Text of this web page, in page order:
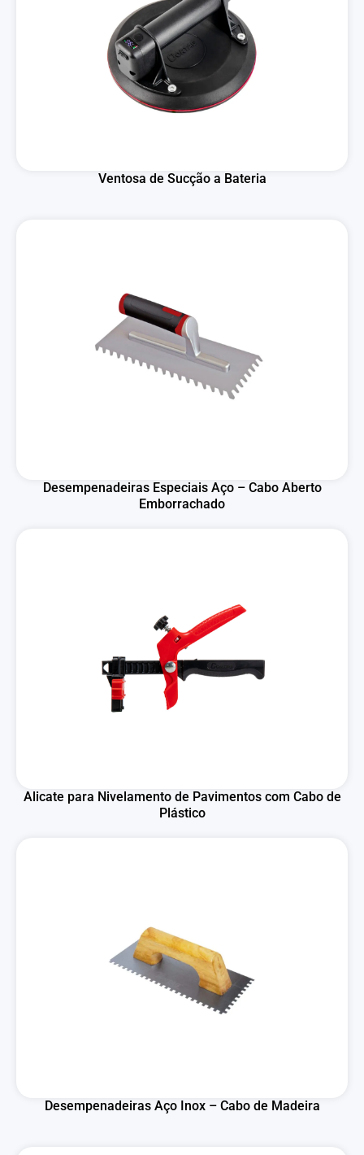
Ventosa de Sucção a Bateria
Desempenadeiras Especiais Aço – Cabo Aberto
Emborrachado
Alicate para Nivelamento de Pavimentos com Cabo de
Plástico
Desempenadeiras Aço Inox – Cabo de Madeira